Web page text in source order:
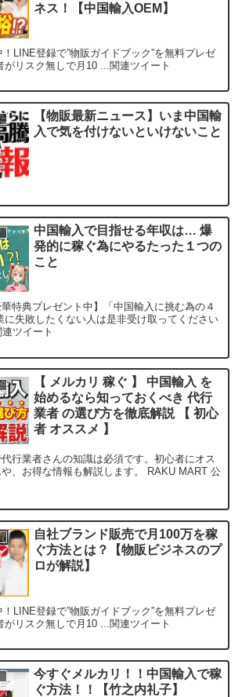
ネス！【中国輸入OEM】
LINE登録で”物販ガイドブック”を無料プレゼ
リスク無しで月10 ...関連ツイート
【物販最新ニュース】いま中国輸
入で気を付けないといけないこと
中国輸入で目指せる年収は… 爆
発的に稼ぐ為にやるたった１つの
こと
華特典プレゼント中】「中国輸入に挑む為の４
に失敗したくない人は是非受け取ってください
ツイート
【 メルカリ 稼ぐ 】 中国輸入 を
始めるなら知っておくべき 代行
業者 の選び方を徹底解説 【 初心
者 オススメ 】
行業者さんの知識は必須です。初心者にオス
、お得な情報も解説します。 RAKU MART 公
自社ブランド販売で月100万を稼
ぐ方法とは？【物販ビジネスのプ
ロが解説】
LINE登録で”物販ガイドブック”を無料プレゼ
リスク無しで月10 ...関連ツイート
今すぐメルカリ！！中国輸入で稼
ぐ方法！！【竹之内礼子】